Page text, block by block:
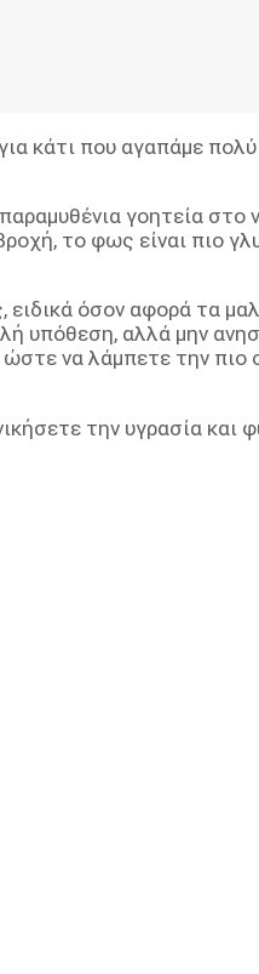
κάτι που αγαπάμε
γοητεία στο
το φως είναι πιο
ειδικά όσον αφορά τα
υπόθεση, αλλά μην
να λάμπετε την πιο
την υγρασία και